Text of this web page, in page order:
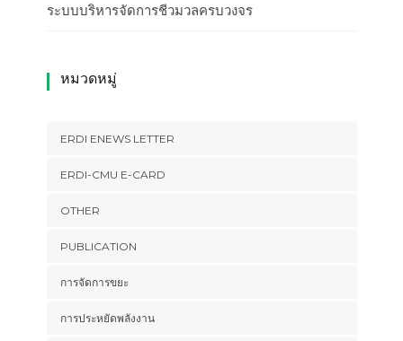
ระบบบริหารจัดการชีวมวลครบวงจร
หมวดหมู่
ERDI ENEWS LETTER
ERDI-CMU E-CARD
OTHER
PUBLICATION
การจัดการขยะ
การประหยัดพลังงาน